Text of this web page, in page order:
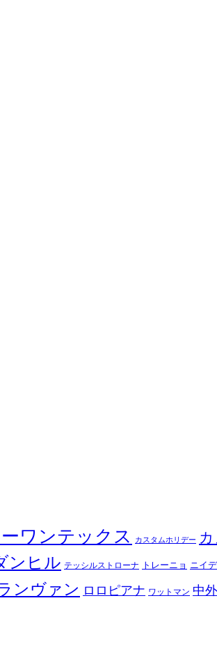
ワンテックス カスタムホリデー
ンヒル テッシルストローナ トレーニョ ニイ
ンヴァン ロロピアナ ワットマン 中